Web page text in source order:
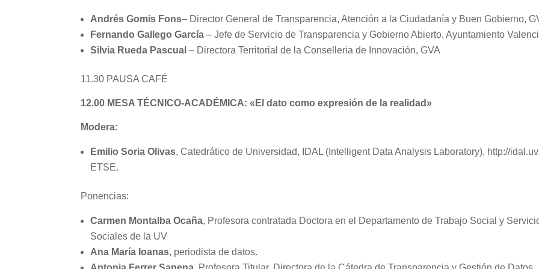
Andrés Gomis Fons– Director General de Transparencia, Atención a la Ciudadanía y Buen Gobierno,
Fernando Gallego García – Jefe de Servicio de Transparencia y Gobierno Abierto, Ayuntamiento
Silvia Rueda Pascual – Directora Territorial de la Conselleria de Innovación, GVA
11.30 PAUSA CAFÉ
12.00 MESA TÉCNICO-ACADÉMICA: «El dato como expresión de la realidad»
Modera:
Emilio Soria Olivas, Catedrático de Universidad, IDAL (Intelligent Data Analysis Laboratory), http://
ETSE.
Ponencias:
Carmen Montalba Ocaña, Profesora contratada Doctora en el Departamento de Trabajo Social y
Sociales de la UV
Ana María Ioanas, periodista de datos.